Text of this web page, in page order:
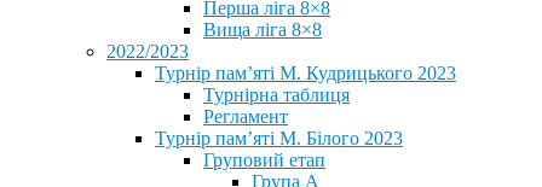
Перша ліга 8×8
Вища ліга 8×8
2022/2023
Турнір пам’яті М. Кудрицького 2023
Турнірна таблиця
Регламент
Турнір пам’яті М. Білого 2023
Груповий етап
Група А